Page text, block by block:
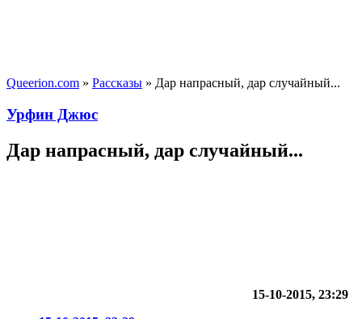
Queerion.com » Рассказы » Дар напрасный, дар случайный...
Урфин Джюс
Дар напрасный, дар случайный...
15-10-2015, 23:29